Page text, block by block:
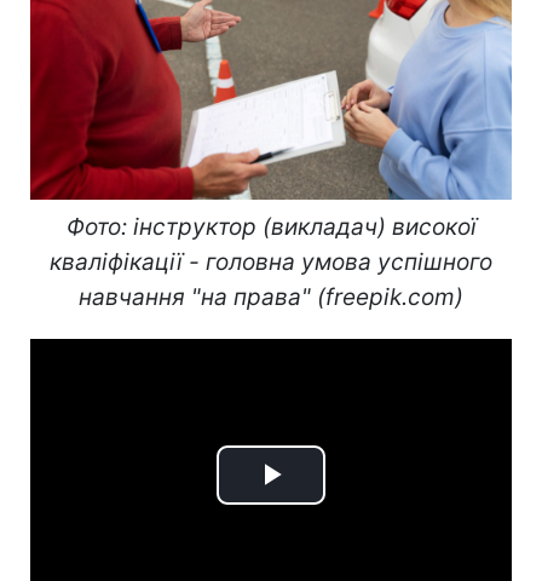
Фото: інструктор (викладач) високої
кваліфікації - головна умова успішного
навчання "на права" (freepik.com)
Play